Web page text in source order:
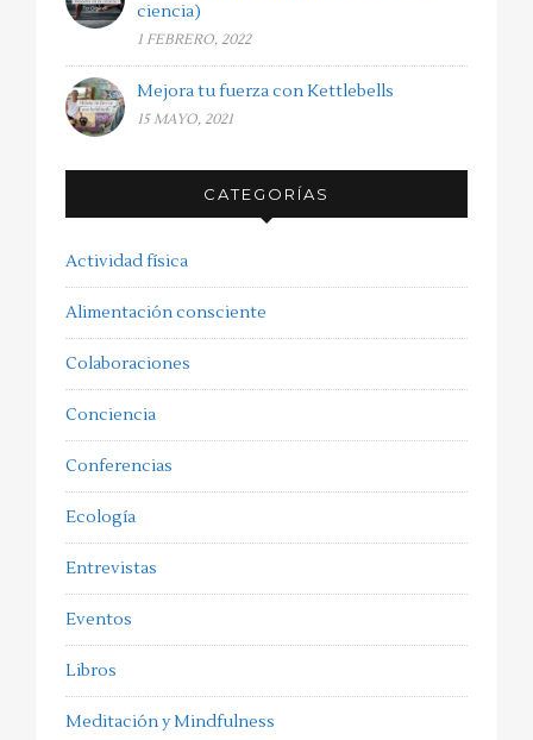
ciencia)
1 FEBRERO, 2022
Mejora tu fuerza con Kettlebells
15 MAYO, 2021
CATEGORÍAS
Actividad física
Alimentación consciente
Colaboraciones
Conciencia
Conferencias
Ecología
Entrevistas
Eventos
Libros
Meditación y Mindfulness